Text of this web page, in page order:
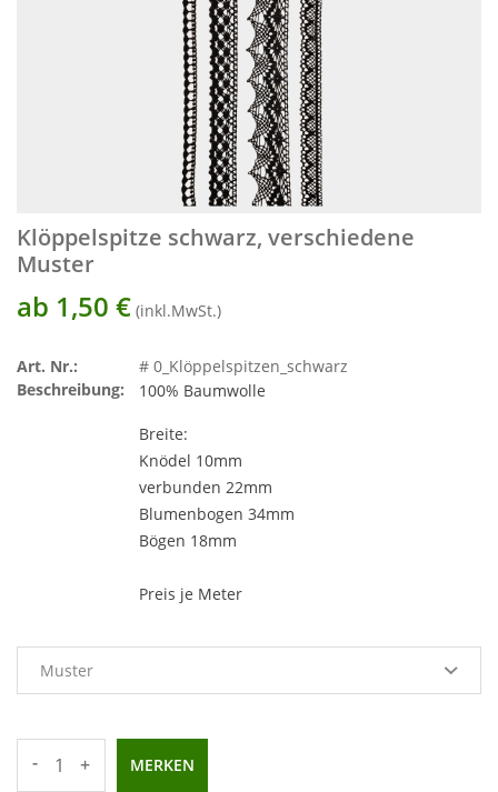
Klöppelspitze schwarz, verschiedene
Muster
ab 1,50 € (inkl.MwSt.)
Art. Nr.:
# 0_Klöppelspitzen_schwarz
Beschreibung:
100% Baumwolle
Breite:
Knödel 10mm
verbunden 22mm
Blumenbogen 34mm
Bögen 18mm
Preis je Meter
- + MERKEN